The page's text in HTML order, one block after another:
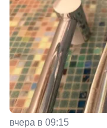
вчера в 09:15